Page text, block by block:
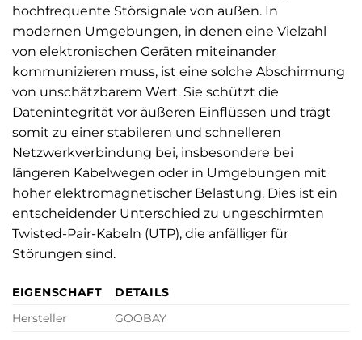
hochfrequente Störsignale von außen. In
modernen Umgebungen, in denen eine Vielzahl
von elektronischen Geräten miteinander
kommunizieren muss, ist eine solche Abschirmung
von unschätzbarem Wert. Sie schützt die
Datenintegrität vor äußeren Einflüssen und trägt
somit zu einer stabileren und schnelleren
Netzwerkverbindung bei, insbesondere bei
längeren Kabelwegen oder in Umgebungen mit
hoher elektromagnetischer Belastung. Dies ist ein
entscheidender Unterschied zu ungeschirmten
Twisted-Pair-Kabeln (UTP), die anfälliger für
Störungen sind.
EIGENSCHAFT
DETAILS
Hersteller
GOOBAY